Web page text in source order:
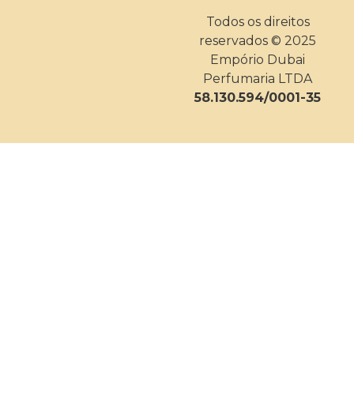
Todos os direitos
reservados © 2025
Empório Dubai
Perfumaria LTDA
58.130.594/0001-35